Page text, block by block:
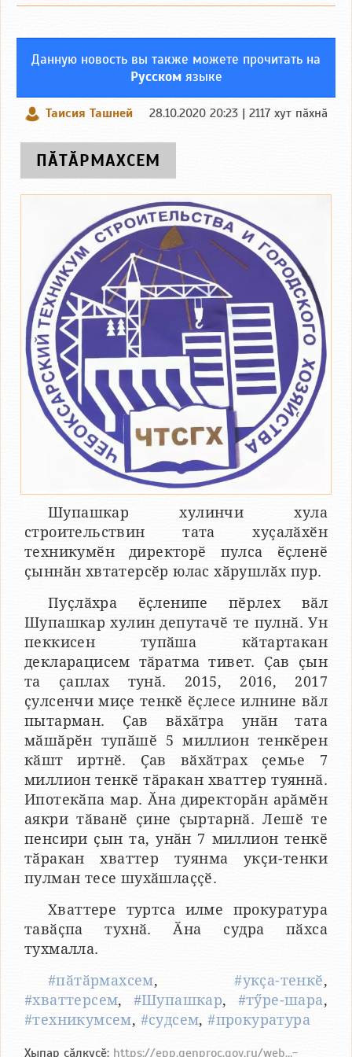
Данную новость вы также можете прочитать на
Русскомязыке
Таисия Ташней 28.10.2020 20:23 | 2117 хут пӑхнӑ
ПӐТӐРМАХСЕМ
Шупашкар хулинчи хула
строительствин тата хуҫалӑхӗн
техникумӗн директорӗ пулса ӗҫленӗ
ҫыннӑн хвтатерсӗр юлас хӑрушлӑх пур.
Пуҫлӑхра ӗҫленипе пӗрлех вӑл
Шупашкар хулин депутачӗ те пулнӑ. Ун
пеккисен тупӑша кӑтартакан
декларацисем тӑратма тивет. Ҫав ҫын
та ҫаплах тунӑ. 2015, 2016, 2017
ҫулсенчи миҫе тенкӗ ӗҫлесе илнине вӑл
пытарман. Ҫав вӑхӑтра унӑн тата
мӑшӑрӗн тупӑшӗ 5 миллион тенкӗрен
кӑшт иртнӗ. Ҫав вӑхӑтрах ҫемье 7
миллион тенкӗ тӑракан хваттер туяннӑ.
Ипотекӑпа мар. Ӑна директорӑн арӑмӗн
аякри тӑванӗ ҫине ҫыртарнӑ. Лешӗ те
пенсири ҫын та, унӑн 7 миллион тенкӗ
тӑракан хваттер туянма укҫи-тенки
пулман тесе шухӑшлаҫҫӗ.
Хваттере туртса илме прокуратура
тавӑҫпа тухнӑ. Ӑна судра пӑхса
тухмалла.
#пӑтӑрмахсем,#укҫа-тенкӗ,
#хваттерсем, #Шупашкар, #тӳре-шара,
#техникумсем, #судсем,#прокуратура
Хыпар ҫӑлкуҫӗ: https://epp.genproc.gov.ru/web...-